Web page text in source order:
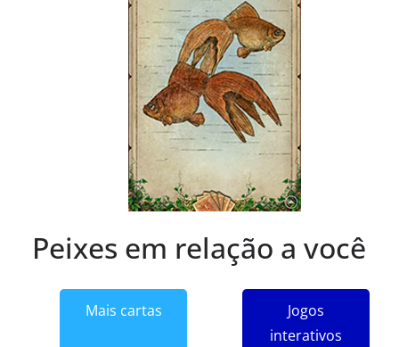
Peixes em relação a você
Mais cartas
Jogos
interativos